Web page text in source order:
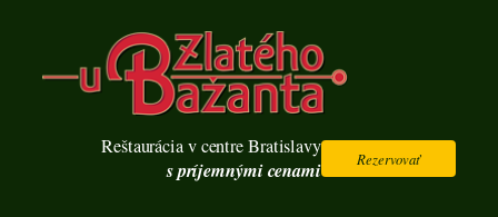
obsah
Reštaurácia v centre Bratislavy
s príjemnými cenami Rezervovať